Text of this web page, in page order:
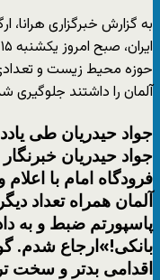
به گزارش خبرگزاری
حوزه محیط زیست و
آلمان را داشتند جلوگیری
جواد حیدریان طی
جواد حیدریان
فرودگاه امام با
آلمان همراه تعداد
پاسپورتم ضبط و به
بانکی!»ارجاع شدم.
اقدامی بدتر و سخت